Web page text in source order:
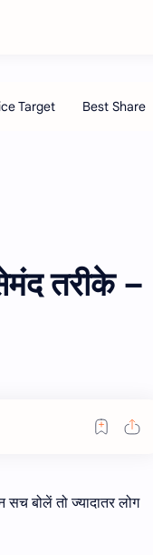
तरीके –
बोलें तो ज्यादातर लोग